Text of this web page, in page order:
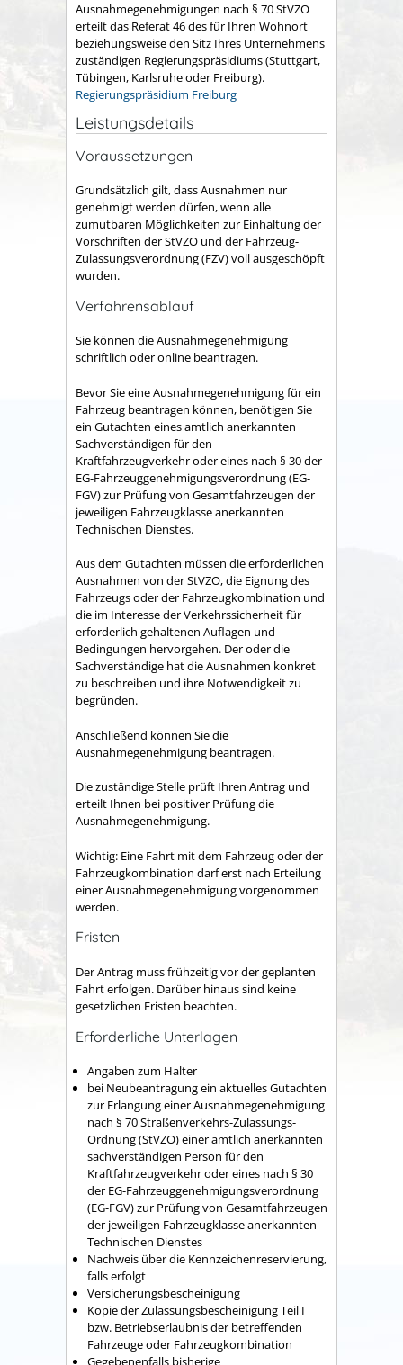
Ausnahmegenehmigungen nach § 70 StVZO
erteilt das Referat 46 des für Ihren Wohnort
beziehungsweise den Sitz Ihres Unternehmens
zuständigen Regierungspräsidiums (Stuttgart,
Tübingen, Karlsruhe oder Freiburg).
Regierungspräsidium Freiburg
Leistungsdetails
Voraussetzungen
Grundsätzlich gilt, dass Ausnahmen nur
genehmigt werden dürfen, wenn alle
zumutbaren Möglichkeiten zur Einhaltung der
Vorschriften der StVZO und der Fahrzeug-
Zulassungsverordnung (FZV) voll ausgeschöpft
wurden.
Verfahrensablauf
Sie können die Ausnahmegenehmigung
schriftlich oder online beantragen.
Bevor Sie eine Ausnahmegenehmigung für ein
Fahrzeug beantragen können, benötigen Sie
ein Gutachten eines amtlich anerkannten
Sachverständigen für den
Kraftfahrzeugverkehr oder eines nach § 30 der
EG-Fahrzeuggenehmigungsverordnung (EG-
FGV) zur Prüfung von Gesamtfahrzeugen der
jeweiligen Fahrzeugklasse anerkannten
Technischen Dienstes.
Aus dem Gutachten müssen die erforderlichen
Ausnahmen von der StVZO, die Eignung des
Fahrzeugs oder der Fahrzeugkombination und
die im Interesse der Verkehrssicherheit für
erforderlich gehaltenen Auflagen und
Bedingungen hervorgehen. Der oder die
Sachverständige hat die Ausnahmen konkret
zu beschreiben und ihre Notwendigkeit zu
begründen.
Anschließend können Sie die
Ausnahmegenehmigung beantragen.
Die zuständige Stelle prüft Ihren Antrag und
erteilt Ihnen bei positiver Prüfung die
Ausnahmegenehmigung.
Wichtig: Eine Fahrt mit dem Fahrzeug oder der
Fahrzeugkombination darf erst nach Erteilung
einer Ausnahmegenehmigung vorgenommen
werden.
Fristen
Der Antrag muss frühzeitig vor der geplanten
Fahrt erfolgen. Darüber hinaus sind keine
gesetzlichen Fristen beachten.
Erforderliche Unterlagen
Angaben zum Halter
bei Neubeantragung ein aktuelles Gutachten
zur Erlangung einer Ausnahmegenehmigung
nach § 70 Straßenverkehrs-Zulassungs-
Ordnung (StVZO) einer amtlich anerkannten
sachverständigen Person für den
Kraftfahrzeugverkehr oder eines nach § 30
der EG-Fahrzeuggenehmigungsverordnung
(EG-FGV) zur Prüfung von Gesamtfahrzeugen
der jeweiligen Fahrzeugklasse anerkannten
Technischen Dienstes
Nachweis über die Kennzeichenreservierung,
falls erfolgt
Versicherungsbescheinigung
Kopie der Zulassungsbescheinigung Teil I
bzw. Betriebserlaubnis der betreffenden
Fahrzeuge oder Fahrzeugkombination
Gegebenenfalls bisherige